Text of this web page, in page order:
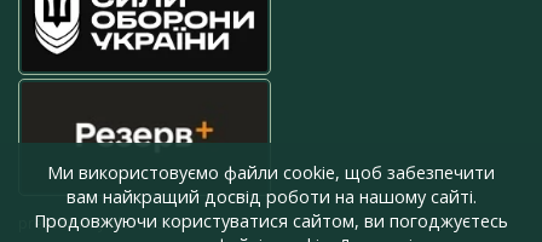
press@armyinform.com.ua
Ми використовуємо файли cookie, щоб забезпечити
вам найкращий досвід роботи на нашому сайті.
Продовжуючи користуватися сайтом, ви погоджуєтесь